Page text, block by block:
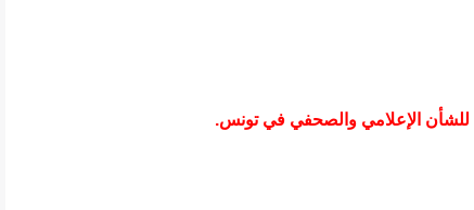
للشأن الإعلامي والصحفي في تونس.